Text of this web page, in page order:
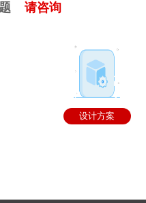
请咨询
设计方案